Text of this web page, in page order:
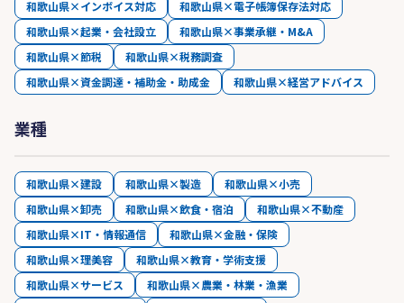
和歌山県×インボイス対応
和歌山県×電子帳簿保存法対応
和歌山県×起業・会社設立
和歌山県×事業承継・M&A
和歌山県×節税
和歌山県×税務調査
和歌山県×資金調達・補助金・助成金
和歌山県×経営アドバイス
業種
和歌山県×建設 和歌山県×製造
和歌山県×小売
和歌山県×卸売
和歌山県×飲食・宿泊
和歌山県×不動産
和歌山県×IT・情報通信
和歌山県×金融・保険
和歌山県×理美容
和歌山県×教育・学術支援
和歌山県×サービス
和歌山県×農業・林業・漁業